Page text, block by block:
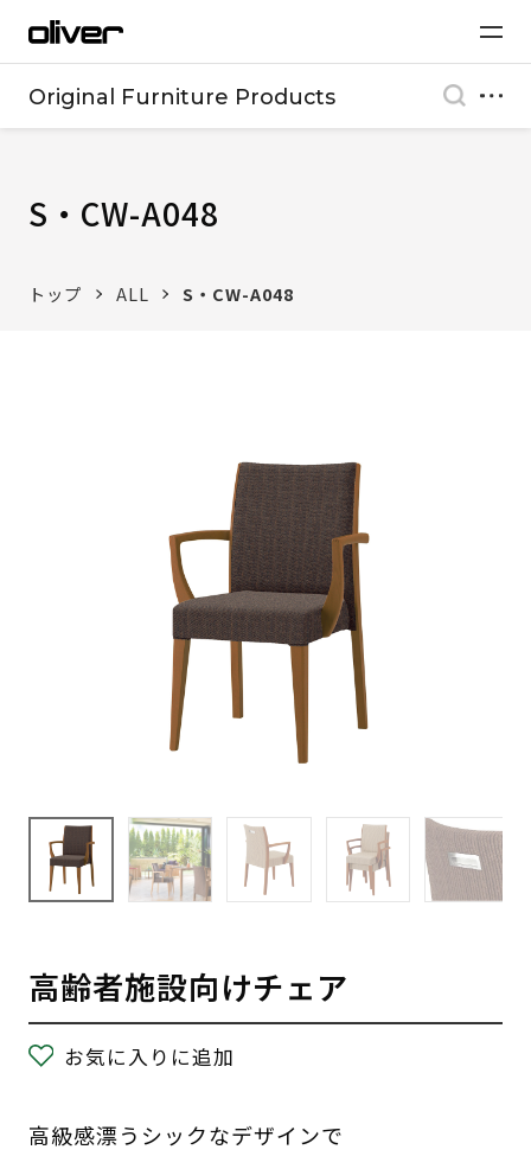
Original Furniture Products
S・CW-A048
トップ ALL S・CW-A048
高齢者施設向けチェア
お気に入りに追加
高級感漂うシックなデザインで